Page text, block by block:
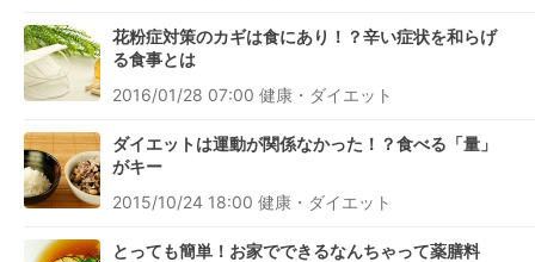
花粉症対策のカギは食にあり！？辛い症状を和らげ
る食事とは
2016/01/28 07:00 健康・ダイエット
ダイエットは運動が関係なかった！？食べる「量」
がキー
2015/10/24 18:00 健康・ダイエット
とっても簡単！お家でできるなんちゃって薬膳料